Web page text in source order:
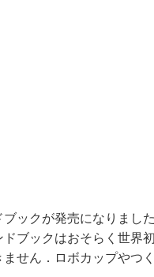
ブックが発売になりまし
ドブックはおそらく世
せん．ロボカップやつ